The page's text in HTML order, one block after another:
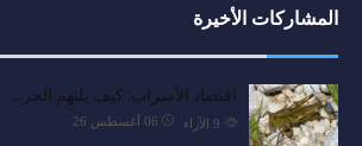
المشاركات الأخيرة
اقتصاد الأسراب: كيف يلتهم الجر…
06 أغسطس 26 الآراء